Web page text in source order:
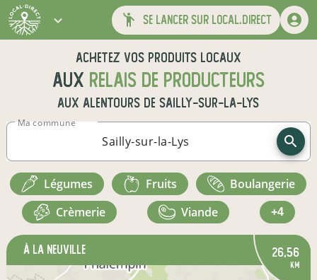
se lancer sur local.direct
Achetez vos produits locaux
aux relais de producteurs
aux alentours deSailly-sur-la-Lys
Ma commune
légumes fruits
boulangerie
crèmerie
viande +4
à La Neuville 26,56
km